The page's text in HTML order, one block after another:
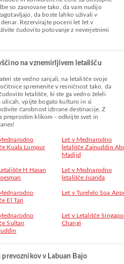
so zasnovane tako, da vam nudijo
da boste lahko uživali v
Rezervirajte poceni let let v
čudovito potovanje z neverjetnimi
na vznemirljivem letališču
ste vedno sanjali, na letališče svoje
spremenite v resničnost tako, da
letališče, ki ste ga vedno želeli
ulicah, vpijte bogato kulturo in si
čarobnost izbrane destinacije. Z
preprostim klikom - odkrijte svet in
Kuala Lumpur
Let v Mednarodno
letališče Zainuddin
Madjid
H Hasan
Let v Mednarodno
letališče Juanda
El Tari
Let v Turelelo Soa
Sultan
Let v Letališče
Changi
v Labuan Bajo